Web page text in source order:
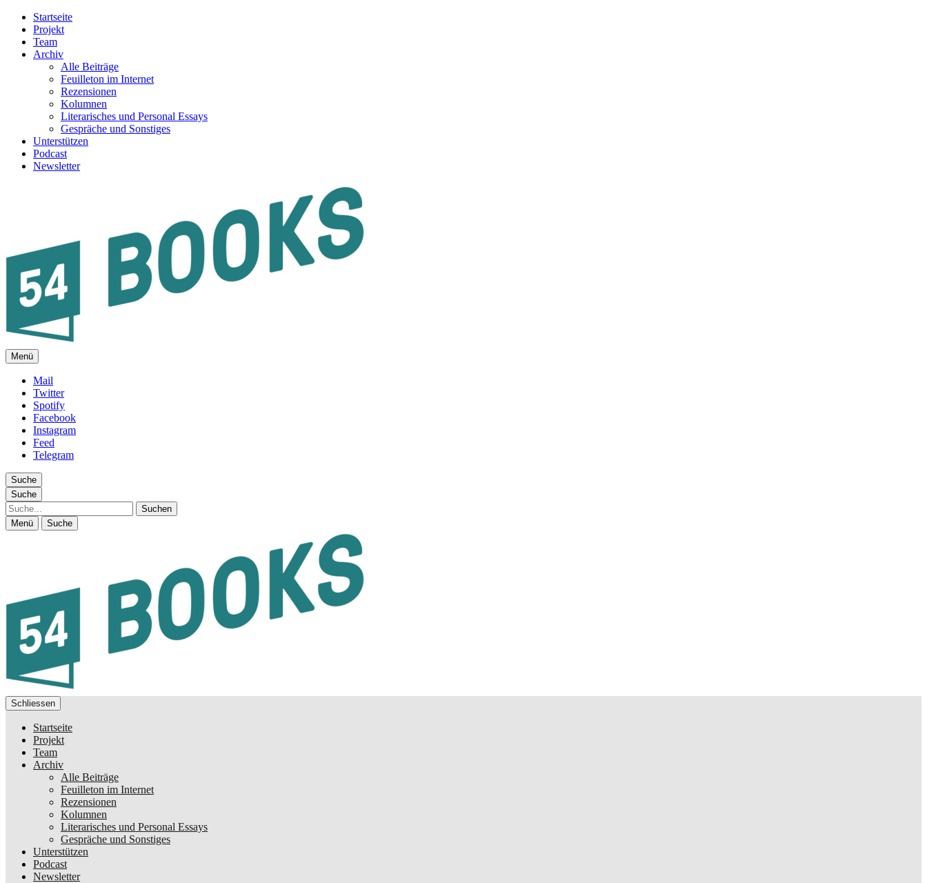
Startseite
Projekt
Team
Archiv
Alle Beiträge
Feuilleton im Internet
Rezensionen
Kolumnen
Literarisches und Personal Essays
Gespräche und Sonstiges
Unterstützen
Podcast
Newsletter
FEUILLETON IM INTERNET
Menü
Mail
Twitter
Spotify
Facebook
Instagram
Feed
Telegram
Suche
Suche
Suche
Menü Suche
Schliessen
Startseite
Projekt
Team
Archiv
Alle Beiträge
Feuilleton im Internet
Rezensionen
Kolumnen
Literarisches und Personal Essays
Gespräche und Sonstiges
Unterstützen
Podcast
Newsletter